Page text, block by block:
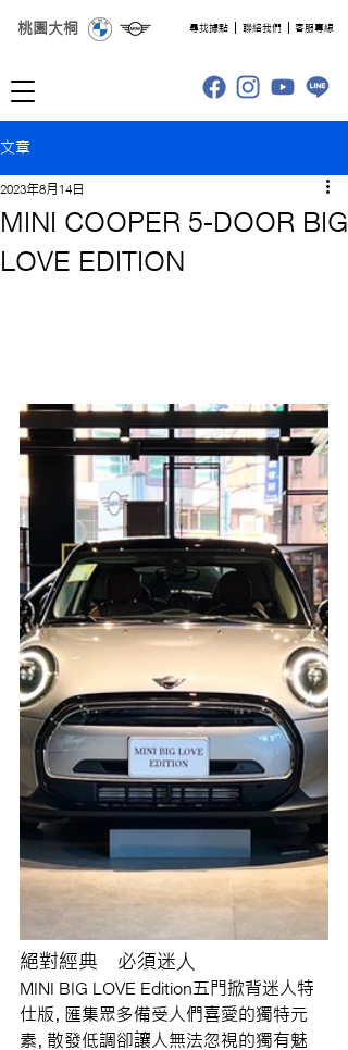
桃園大桐 ​尋找據點 聯絡我們 客服專線
文章
MINI COOPER 5-DOOR BIG
LOVE EDITION
2023年8月14日
絕對經典　必須迷人
MINI BIG LOVE Edition五門掀背迷人特
仕版，匯集眾多備受人們喜愛的獨特元
素，散發低調卻讓人無法忽視的獨有魅